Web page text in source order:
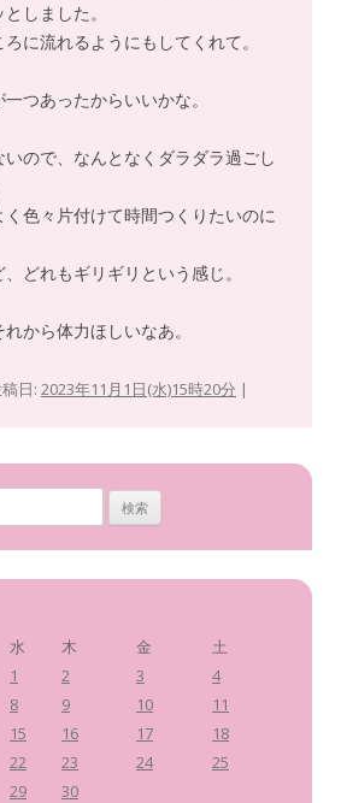
しました。
に流れるようにもしてくれて。
つあったからいいかな。
ので、なんとなくダラダラ過ごし
色々片付けて時間つくりたいのに
どれもギリギリという感じ。
から体力ほしいなあ。
日: 2023年11月1日(水)15時20分 |
水 木 金 土
1 2 3
4
8 9 10
11
15 16 17
18
22 23 24
25
29 30